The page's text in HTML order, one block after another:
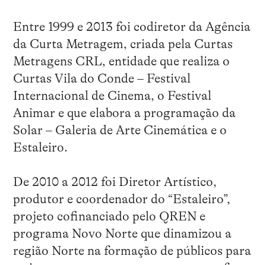
Entre 1999 e 2013 foi codiretor da Agência
da Curta Metragem, criada pela Curtas
Metragens CRL, entidade que realiza o
Curtas Vila do Conde – Festival
Internacional de Cinema, o Festival
Animar e que elabora a programação da
Solar – Galeria de Arte Cinemática e o
Estaleiro.
De 2010 a 2012 foi Diretor Artístico,
produtor e coordenador do “Estaleiro”,
projeto cofinanciado pelo QREN e
programa Novo Norte que dinamizou a
região Norte na formação de públicos para